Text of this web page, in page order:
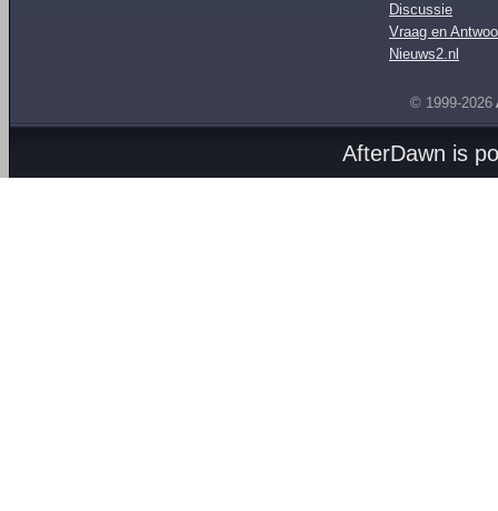
Discussie
Vraag en
Nieuws2.nl
© 1999-2026
AfterDawn is